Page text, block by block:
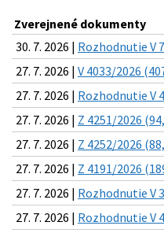
Zverejnené dokumenty
30. 7. 2026 | Rozhodnutie V
27. 7. 2026 | V 4033/2026
27. 7. 2026 | Rozhodnutie V
27. 7. 2026 | Z 4251/2026
27. 7. 2026 | Z 4252/2026
27. 7. 2026 | Z 4191/2026
27. 7. 2026 | Rozhodnutie V
27. 7. 2026 | Rozhodnutie V